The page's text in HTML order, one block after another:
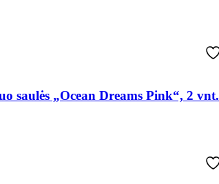
saulės „Ocean Dreams Pink“, 2 vnt.